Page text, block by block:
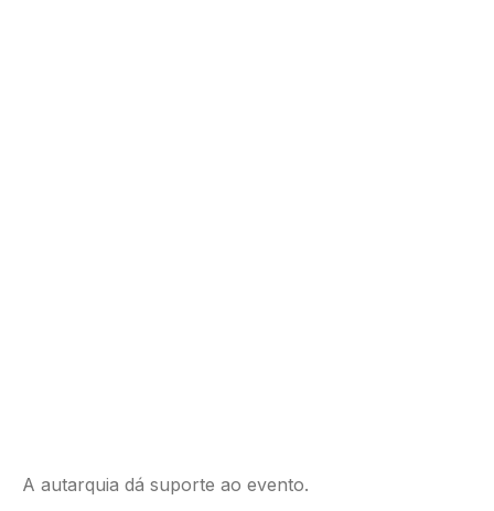
A autarquia dá suporte ao evento.